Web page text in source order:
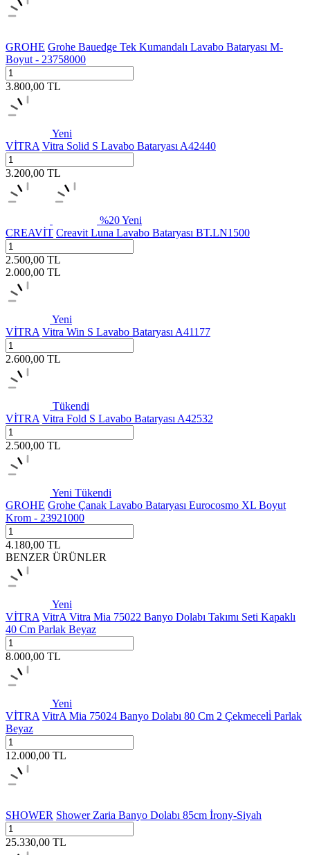
GROHE Grohe Bauedge Tek Kumandalı Lavabo Bataryası M-
Boyut - 23758000
3.800,00 TL
Yeni
VİTRA Vitra Solid S Lavabo Bataryası A42440
3.200,00 TL
%20Yeni
CREAVİT Creavit Luna Lavabo Bataryası BT.LN1500
2.500,00 TL
2.000,00 TL
Yeni
VİTRA Vitra Win S Lavabo Bataryası A41177
2.600,00 TL
Tükendi
VİTRA Vitra Fold S Lavabo Bataryası A42532
2.500,00 TL
Yeni Tükendi
GROHE Grohe Çanak Lavabo Bataryası Eurocosmo XL Boyut
Krom - 23921000
4.180,00 TL
BENZER ÜRÜNLER
Yeni
VİTRA VitrA Vitra Mia 75022 Banyo Dolabı Takımı Seti Kapaklı
40 Cm Parlak Beyaz
8.000,00 TL
Yeni
VİTRA VitrA Mia 75024 Banyo Dolabı 80 Cm 2 Çekmeceli̇ Parlak
Beyaz
12.000,00 TL
SHOWER Shower Zaria Banyo Dolabı 85cm İrony-Siyah
25.330,00 TL